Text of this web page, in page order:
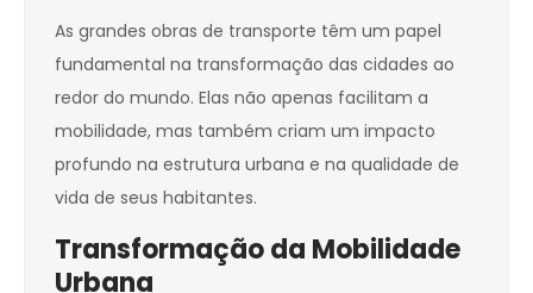
As grandes obras de transporte têm um papel
fundamental na transformação das cidades ao
redor do mundo. Elas não apenas facilitam a
mobilidade, mas também criam um impacto
profundo na estrutura urbana e na qualidade de
vida de seus habitantes.
Transformação da Mobilidade
Urbana